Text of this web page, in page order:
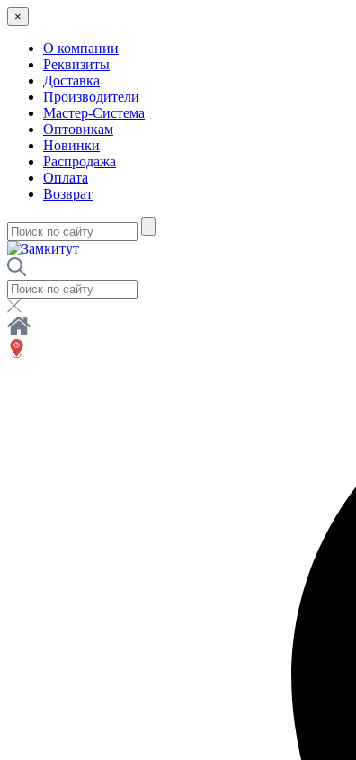
×
О компании
Реквизиты
Доставка
Производители
Мастер-Система
Оптовикам
Новинки
Распродажа
Оплата
Возврат